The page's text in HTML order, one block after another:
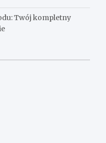
Twój kompletny